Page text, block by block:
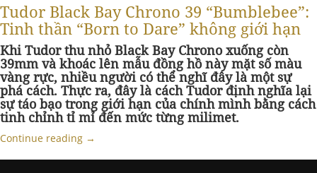
Tudor Black Bay Chrono 39 “Bumblebee”:
Tinh thần “Born to Dare” không giới hạn
Khi Tudor thu nhỏ Black Bay Chrono xuống còn
39mm và khoác lên mẫu đồng hồ này mặt số màu
vàng rực, nhiều người có thể nghĩ đây là một sự
phá cách. Thực ra, đây là cách Tudor định nghĩa lại
sự táo bạo trong giới hạn của chính mình bằng cách
tinh chỉnh tỉ mỉ đến mức từng milimet.
Continue reading →